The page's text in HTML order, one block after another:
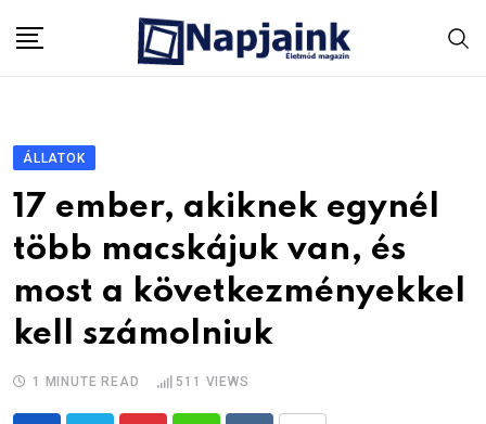
ÁLLATOK
17 ember, akiknek egynél
több macskájuk van, és
most a következményekkel
kell számolniuk
1 MINUTE READ 511 VIEWS